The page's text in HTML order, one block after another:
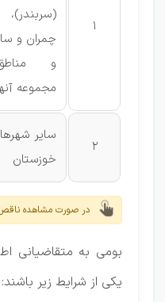
1
چمران و
و
مجموعه
2
سایر
خوزستان
در صورت مشاهده
بومی به متقاضیانی
یکی از شرایط زیر باشند: